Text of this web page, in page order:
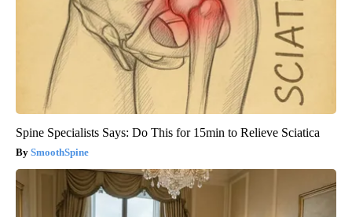
Spine Specialists Says: Do This for 15min to Relieve Sciatica
SmoothSpine